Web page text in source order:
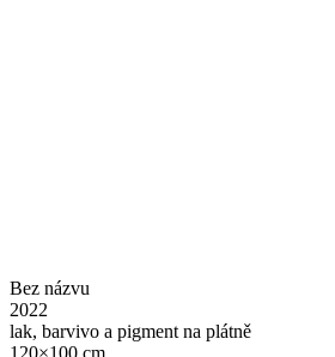
Bez názvu
2022
lak, barvivo a pigment na plátně
120×100 cm